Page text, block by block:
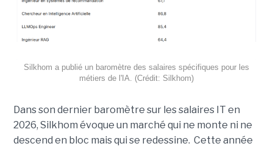
Silkhom a publié un baromètre des salaires spécifiques pour les
métiers de l'IA. (Crédit: Silkhom)
Dans son dernier baromètre sur les salaires IT en
2026, Silkhom évoque un marché qui ne monte ni ne
descend en bloc mais qui se redessine. Cette année